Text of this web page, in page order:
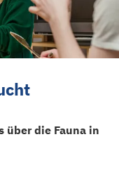
über die Fauna in